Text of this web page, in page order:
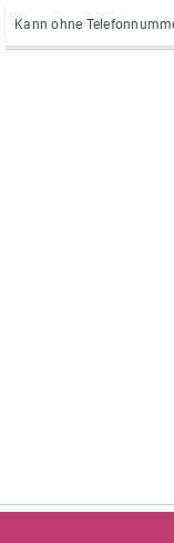
Kann ohne